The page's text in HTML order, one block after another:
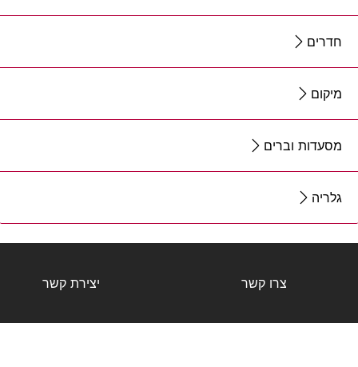
חדרים
מיקום
מסעדות וברים
גלריה
צרו קשר יצירת קשר